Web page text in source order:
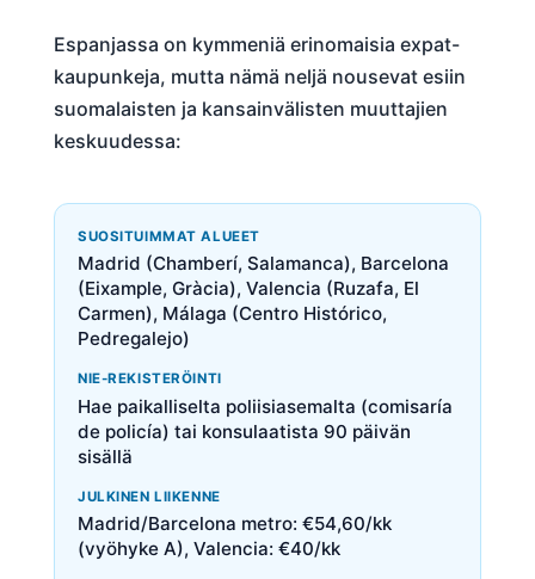
Espanjassa on kymmeniä erinomaisia expat-
kaupunkeja, mutta nämä neljä nousevat esiin
suomalaisten ja kansainvälisten muuttajien
keskuudessa:
SUOSITUIMMAT ALUEET
Madrid (Chamberí, Salamanca), Barcelona
(Eixample, Gràcia), Valencia (Ruzafa, El
Carmen), Málaga (Centro Histórico,
Pedregalejo)
NIE-REKISTERÖINTI
Hae paikalliselta poliisiasemalta (comisaría
de policía) tai konsulaatista 90 päivän
sisällä
JULKINEN LIIKENNE
Madrid/Barcelona metro: €54,60/kk
(vyöhyke A), Valencia: €40/kk